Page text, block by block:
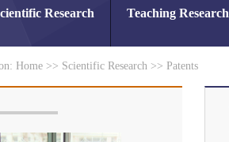
Research Teaching Research
Home >> Scientific Research >> Patents